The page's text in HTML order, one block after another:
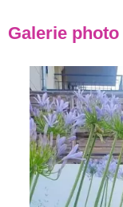
Galerie photo